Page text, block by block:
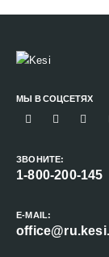
МЫ В СОЦСЕТЯХ
ЗВОНИТЕ:
1-800-200-145
E-MAIL: